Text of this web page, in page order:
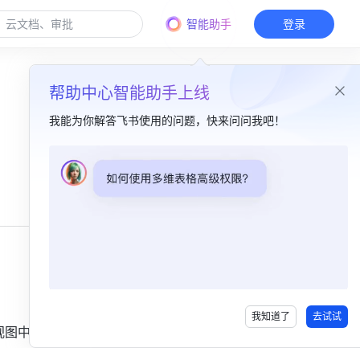
智能助手
帮助中心智能助手上线
我能为你解答飞书使用的问题，快来问问我吧！
我知道了 去试试
登录
中，演
本篇目录